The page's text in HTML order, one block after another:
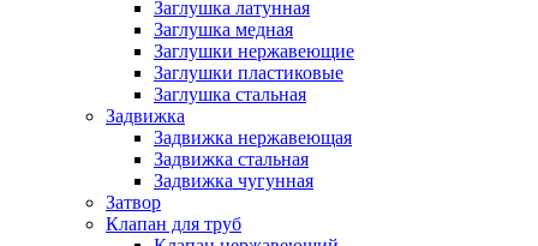
Заглушка латунная
Заглушка медная
Заглушки нержавеющие
Заглушки пластиковые
Заглушка стальная
Задвижка
Задвижка нержавеющая
Задвижка стальная
Задвижка чугунная
Затвор
Клапан для труб